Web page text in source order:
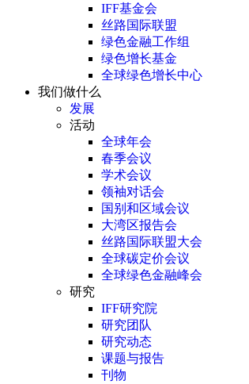
IFF基金会
丝路国际联盟
绿色金融工作组
绿色增长基金
全球绿色增长中心
我们做什么
发展
活动
全球年会
春季会议
学术会议
领袖对话会
国别和区域会议
大湾区报告会
丝路国际联盟大会
全球碳定价会议
全球绿色金融峰会
研究
IFF研究院
研究团队
研究动态
课题与报告
刊物